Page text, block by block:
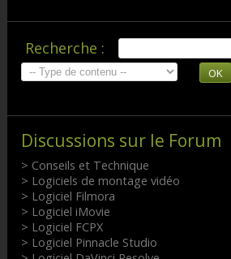
Recherche :
OK
Discussions sur le Forum
> Conseils et Technique
> Logiciels de montage vidéo
> Logiciel Filmora
> Logiciel iMovie
> Logiciel FCPX
> Logiciel Pinnacle Studio